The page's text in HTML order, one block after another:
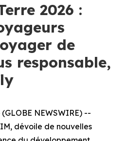
2026 :
de
responsable,
NEWSWIRE) --
dévoile de nouvelles